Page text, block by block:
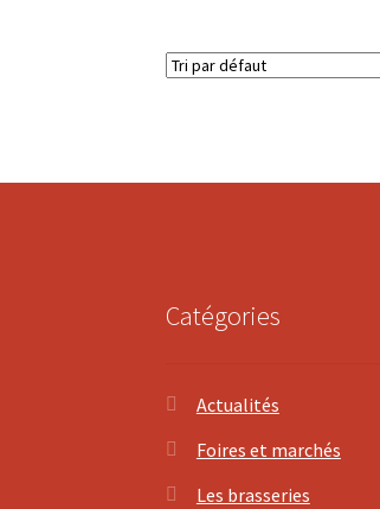
Catégories
Actualités
Foires et marchés
Les brasseries